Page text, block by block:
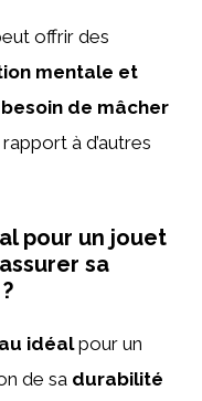
offrir des
mentale et
de mâcher
à d’autres
pour un jouet
sa
idéalpour un
de sa durabilité